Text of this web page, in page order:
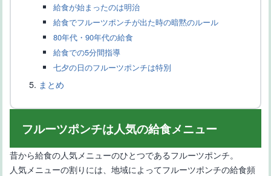
フルーツとチョコレート：相性抜群の組み合わせとおすすめレシ
給食が始まったのは明治
給食でフルーツポンチが出た時の暗黙のルール
80年代・90年代の給食
給食での5分間指導
七夕の日のフルーツポンチは特別
まとめ
フルーツポンチは人気の給食メニュー
昔から給食の人気メニューのひとつであるフルーツポンチ。
人気メニューの割りには、地域によってフルーツポンチの給食頻